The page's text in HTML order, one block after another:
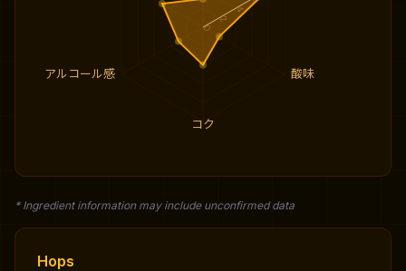
酸味
コク
アルコール感
0
2
4
* Ingredient information may include unconfirmed data
Hops